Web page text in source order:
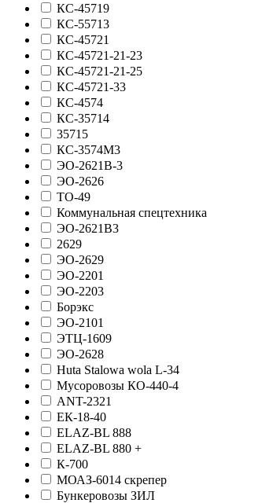
КС-45719
КС-55713
КС-45721
КС-45721-21-23
КС-45721-21-25
КС-45721-33
КС-4574
КС-35714
35715
КС-3574М3
ЭО-2621В-3
ЭО-2626
ТО-49
Коммунальная спецтехника
ЭО-2621В3
2629
ЭО-2629
ЭО-2201
ЭО-2203
Борэкс
ЭО-2101
ЭТЦ-1609
ЭО-2628
Huta Stalowa wola L-34
Мусоровозы КО-440-4
АNT-2321
ЕК-18-40
ELAZ-BL 888
ELAZ-BL 880 +
К-700
МОАЗ-6014 скрепер
Бункеровозы ЗИЛ